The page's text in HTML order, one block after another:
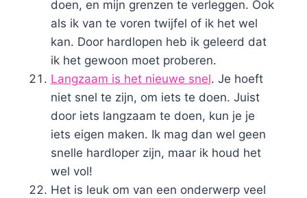
doen, en mijn grenzen te verleggen. Ook
als ik van te voren twijfel of ik het wel
kan. Door hardlopen heb ik geleerd dat
ik het gewoon moet proberen.
Langzaam is het nieuwe snel. Je hoeft
niet snel te zijn, om iets te doen. Juist
door iets langzaam te doen, kun je je
iets eigen maken. Ik mag dan wel geen
snelle hardloper zijn, maar ik houd het
wel vol!
Het is leuk om van een onderwerp veel